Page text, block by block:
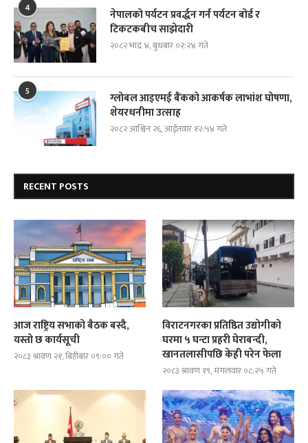
4
नेपालको पर्यटन प्रवर्द्धन गर्न पर्यटन बोर्ड र
टिकटकबीच साझेदारी
२०८२ भाद्र ४, बुधबार ०२:२४ गते
5
ग्लोबल आइएमई बैंकको आकर्षक लाभांश घोषणा,
शेयरधनीमा उत्साह
२०८२ आश्विन २६, आईतवार १२:५४ गते
RECENT POSTS
आज राष्ट्रिय सभाको बैठक बस्दै,
यस्तो छ कार्यसूची
२०८३ श्रावण २१, बिहीबार ०९:०० गते
विराटनगरका प्रतिष्ठित उद्योगीको
घरमा ५ घन्टा प्रहरी घेराबन्दी,
खानतलासीपछि केही परेन फेला
२०८३ श्रावण १९, मंगलवार ०८:२५ गते